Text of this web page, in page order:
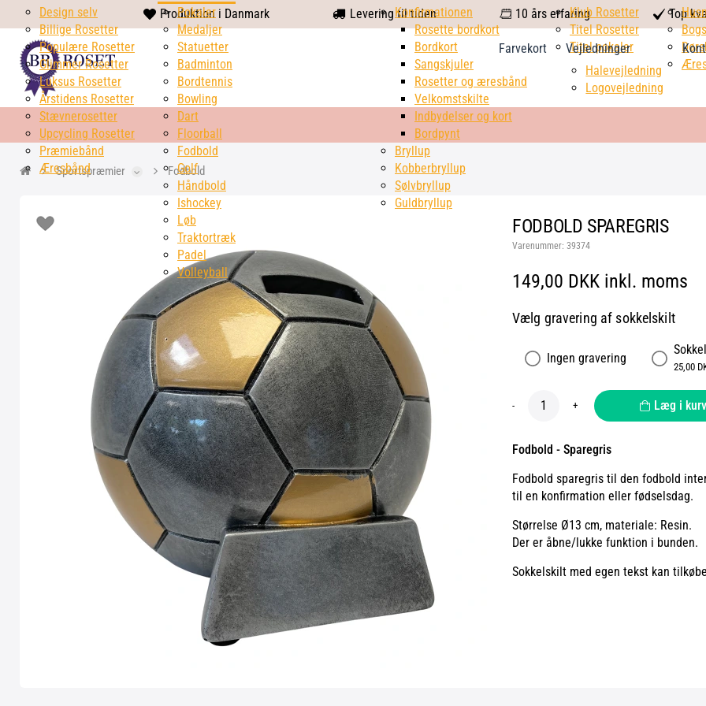
heart
solid
Produktion i Danmark Levering til tiden calendar
10 års erfaring
check
mark
Top
Farvekort
Vejledninger
Halevejledning
Logovejledning
Design selv
Billige Rosetter
Populære Rosetter
Glimmer Rosetter
Luksus Rosetter
Årstidens Rosetter
Stævnerosetter
Upcycling Rosetter
Præmiebånd
Æresbånd
Pokaler
Medaljer
Statuetter
Badminton
Bordtennis
Bowling
Dart
Floorball
Fodbold
Golf
Håndbold
Ishockey
Løb
Traktortræk
Padel
Volleyball
Konfirmationen
Rosette bordkort
Bordkort
Sangskjuler
Rosetter og æresbånd
Velkomstskilte
Indbydelser og kort
Bordpynt
Bryllup
Kobberbryllup
Sølvbryllup
Guldbryllup
Klub Rosetter
Titel Rosetter
Titel pokaler
Sportspræmier Fodbold
FODBOLD SPAREGRIS
Varenummer: 39374
149,00 DKK inkl. moms
Vælg gravering af sokkelskilt
Ingen gravering
25,00
- + Læg i kurv
Fodbold - Sparegris
Fodbold sparegris til den fodbold
til en konfirmation eller fødselsdag.
Størrelse Ø13 cm, materiale: Resin.
Der er åbne/lukke funktion i bunden.
Sokkelskilt med egen tekst kan